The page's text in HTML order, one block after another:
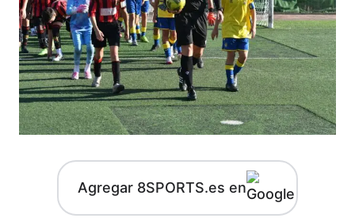
Agregar 8SPORTS.es en